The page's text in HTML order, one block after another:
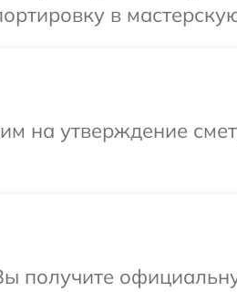
в
на утверждение
получите